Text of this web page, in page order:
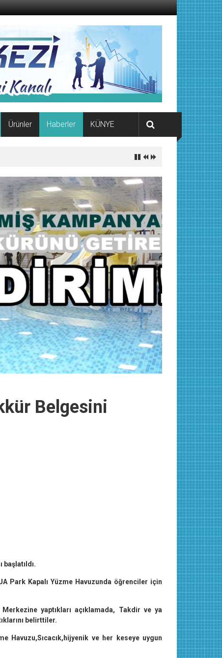
Ürünler Haberler KÜNYE
Belgesini
Park Kapalı Yüzme Havuzunda öğrenciler için
yaptıkları açıklamada, Takdir ve ya
belirttiler.
Havuzu,Sıcacık,hijyenik ve her keseye uygun